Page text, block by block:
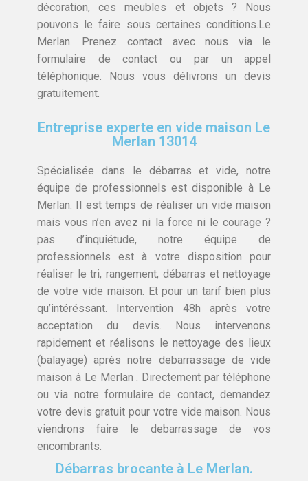
décoration, ces meubles et objets ? Nous
pouvons le faire sous certaines conditions.Le
Merlan. Prenez contact avec nous via le
formulaire de contact ou par un appel
téléphonique. Nous vous délivrons un devis
gratuitement.
Entreprise experte en vide maison Le
Merlan 13014
Spécialisée dans le débarras et vide, notre
équipe de professionnels est disponible à Le
Merlan. Il est temps de réaliser un vide maison
mais vous n’en avez ni la force ni le courage ?
pas d’inquiétude, notre équipe de
professionnels est à votre disposition pour
réaliser le tri, rangement, débarras et nettoyage
de votre vide maison. Et pour un tarif bien plus
qu’intéréssant. Intervention 48h après votre
acceptation du devis. Nous intervenons
rapidement et réalisons le nettoyage des lieux
(balayage) après notre debarrassage de vide
maison à Le Merlan . Directement par téléphone
ou via notre formulaire de contact, demandez
votre devis gratuit pour votre vide maison. Nous
viendrons faire le debarrassage de vos
encombrants.
Débarras brocante à Le Merlan.